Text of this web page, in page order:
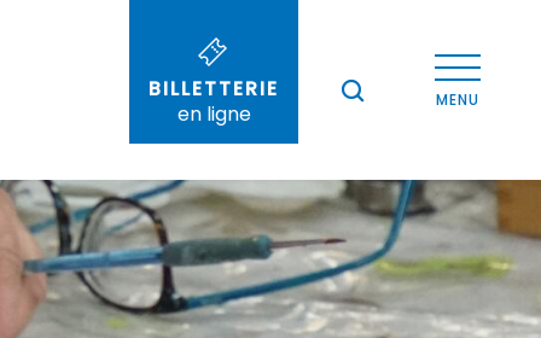
--°
BILLETTERIE
en ligne
MENU
Voir les photos (2)